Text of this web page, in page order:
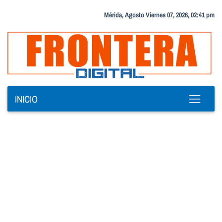
Mérida, Agosto Viernes 07, 2026, 02:41 pm
INICIO